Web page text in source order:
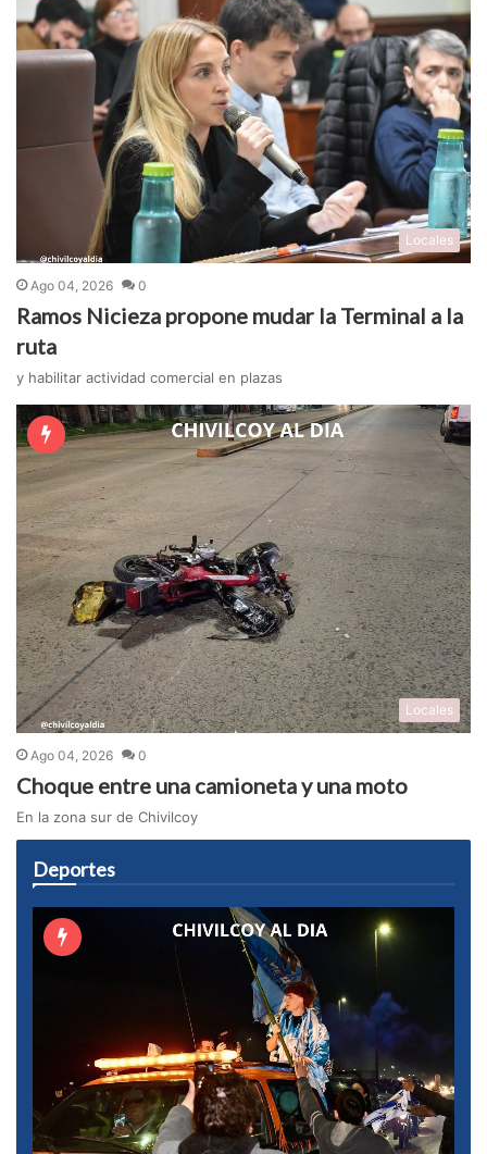
Locales
Ago 04, 2026 0
Ramos Nicieza propone mudar la Terminal a la
ruta
y habilitar actividad comercial en plazas
Locales
Ago 04, 2026 0
Choque entre una camioneta y una moto
En la zona sur de Chivilcoy
Deportes